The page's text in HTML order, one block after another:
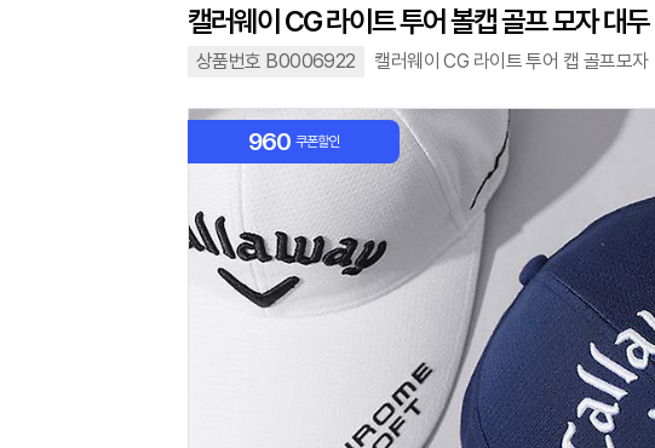
캘러웨이 CG 라이트 투어 볼캡 골프 모자 대
상품번호 B0006922 캘러웨이 CG 라이트 투어 캡 골프모자
960 쿠폰할인